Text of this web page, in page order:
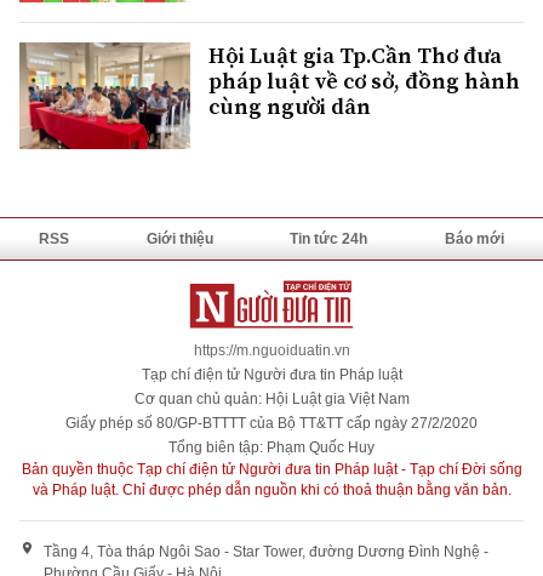
Hội Luật gia Tp.Cần Thơ đưa
pháp luật về cơ sở, đồng hành
cùng người dân
RSS Giới thiệu Tin tức 24h Báo mới
https://m.nguoiduatin.vn
Tạp chí điện tử Người đưa tin Pháp luật
Cơ quan chủ quản: Hội Luật gia Việt Nam
Giấy phép số 80/GP-BTTTT của Bộ TT&TT cấp ngày 27/2/2020
Tổng biên tập: Phạm Quốc Huy
Bản quyền thuộc Tạp chí điện tử Người đưa tin Pháp luật - Tạp chí Đời sống
và Pháp luật. Chỉ được phép dẫn nguồn khi có thoả thuận bằng văn bản.
Tầng 4, Tòa tháp Ngôi Sao - Star Tower, đường Dương Đình Nghệ -